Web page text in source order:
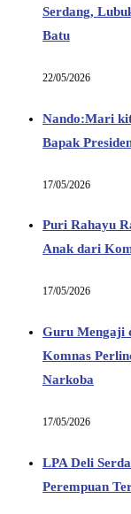
Serdang,
Batu
22/05/2026
Nando:Mari
Bapak
17/05/2026
Puri Rahayu
Anak dari
17/05/2026
Guru Mengaji
Komnas
Narkoba
17/05/2026
LPA Deli
Perempuan